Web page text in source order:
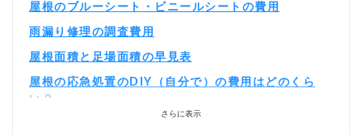
屋根のブルーシート・ビニールシートの費用
雨漏り修理の調査費用
屋根面積と足場面積の早見表
屋根の応急処置のDIY（自分で）の費用はどのくら
い？
DIYで屋根のの応急処置をする為の道具の費用
さらに表示